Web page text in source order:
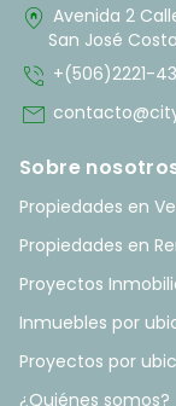
home_pin Avenida 2
San José
phone_in_talk +(506)2221-
mail
Sobre
Propiedades en
Propiedades en
Proyectos
Inmuebles por
Proyectos por
¿Quiénes somos?